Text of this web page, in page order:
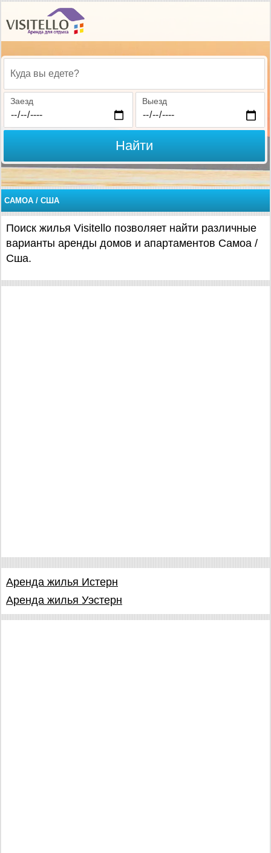
Куда вы едете?
Заезд Выезд
Найти
САМОА / США
Поиск жилья Visitello позволяет найти различные
варианты аренды домов и апартаментов Самоа /
Сша.
Аренда жилья Истерн
Аренда жилья Уэстерн